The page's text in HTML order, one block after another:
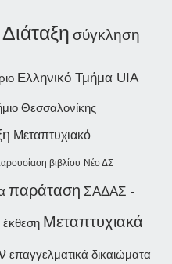
σύγκληση
Ελληνικό Τμήμα UIA
Θεσσαλονίκης
Μεταπτυχιακό
βιβλίου Νέο ΔΣ
παράταση ΣΑΔΑΣ -
έκθεση Μεταπτυχιακά
επαγγελματικά δικαιώματα